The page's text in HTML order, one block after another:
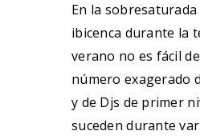
En la sobresaturada
ibicenca durante la
verano no es fácil
número exagerado
y de Djs de primer
suceden durante